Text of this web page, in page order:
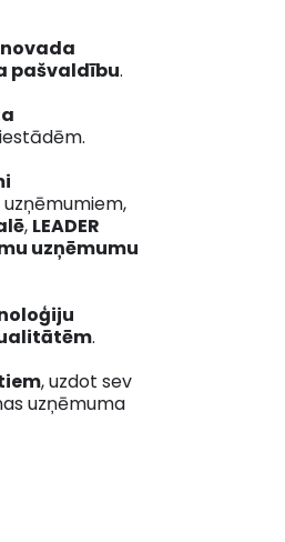
pašvaldību.
, LEADER
uzņēmumu
.
, uzdot sev
uzņēmuma